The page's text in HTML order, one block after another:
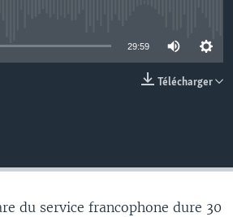
29:59
Télécharger
du service francophone dure 30